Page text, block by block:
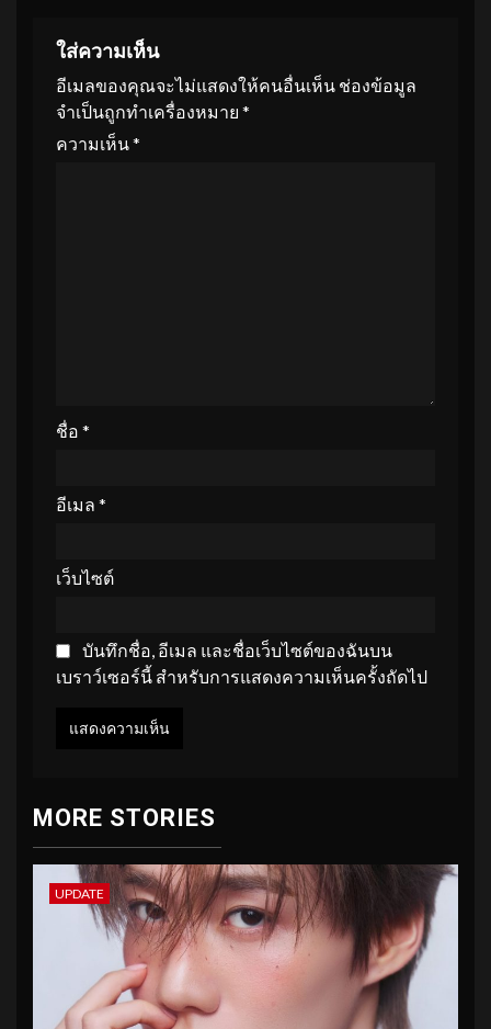
ใส่ความเห็น
อีเมลของคุณจะไม่แสดงให้คนอื่นเห็น ช่องข้อมูล
จำเป็นถูกทำเครื่องหมาย *
ความเห็น*
ชื่อ *
อีเมล *
เว็บไซต์
บันทึกชื่อ, อีเมล และชื่อเว็บไซต์ของฉันบน
เบราว์เซอร์นี้ สำหรับการแสดงความเห็นครั้งถัดไป
MORE STORIES
UPDATE